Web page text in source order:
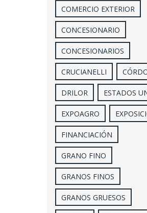
COMERCIO EXTERIOR
CONCESIONARIO
CONCESIONARIOS
CRUCIANELLI
DRILOR ESTADOS
EXPOAGRO
FINANCIACIÓN
GRANO FINO
GRANOS FINOS
GRANOS GRUESOS